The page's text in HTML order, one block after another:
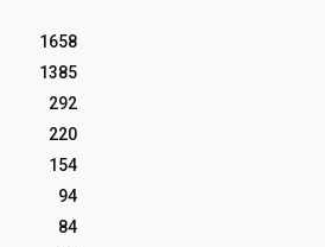
1658
1385
292
220
154
94
84